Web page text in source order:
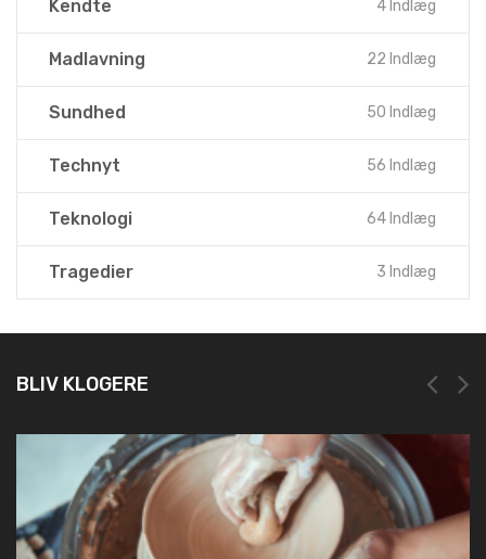
Kendte 4 Indlæg
Madlavning 22 Indlæg
Sundhed 50 Indlæg
Technyt 56 Indlæg
Teknologi 64 Indlæg
Tragedier 3 Indlæg
BLIV KLOGERE
NEM OG HURTIG REGISTRERING HOS LEI
19. marts 2025